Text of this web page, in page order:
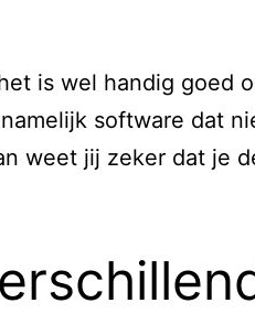
is wel handig goed
software dat
weet jij zeker dat je